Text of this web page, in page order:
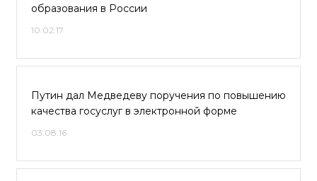
образования в России
10.02.17
Путин дал Медведеву поручения по повышению
качества госуслуг в электронной форме
03.08.16